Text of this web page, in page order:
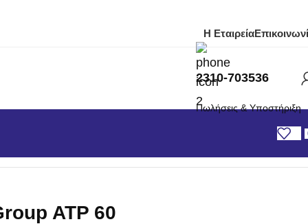
Η Εταιρεία
2310-703536
Πωλήσεις & Υποστήριξη
ATP 60